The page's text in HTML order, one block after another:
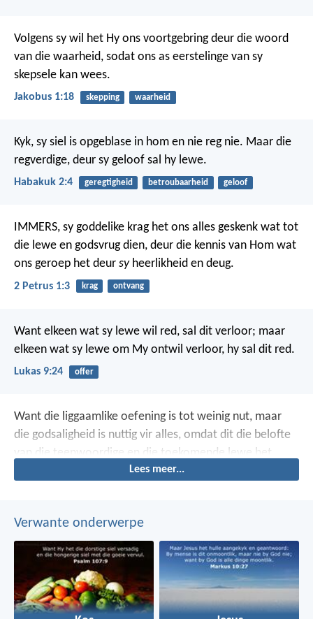
Volgens sy wil het Hy ons voortgebring deur die woord
van die waarheid, sodat ons as eerstelinge van sy
skepsele kan wees.
Jakobus 1:18 skepping waarheid
Kyk, sy siel is opgeblase in hom en nie reg nie. Maar die
regverdige, deur sy geloof sal hy lewe.
Habakuk 2:4 geregtigheid betroubaarheid geloof
IMMERS, sy goddelike krag het ons alles geskenk wat tot
die lewe en godsvrug dien, deur die kennis van Hom wat
ons geroep het deur syheerlikheid en deug.
2 Petrus 1:3 krag ontvang
Want elkeen wat sy lewe wil red, sal dit verloor; maar
elkeen wat sy lewe om My ontwil verloor, hy sal dit red.
Lukas 9:24 offer
Want die liggaamlike oefening is tot weinig nut, maar
die godsaligheid is nuttig vir alles, omdat dit die belofte
van die teenwoordige en die toekomende lewe het.
Lees meer...
Verwante onderwerpe